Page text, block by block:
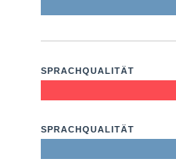
SPRACHQUALITÄT
SPRACHQUALITÄT